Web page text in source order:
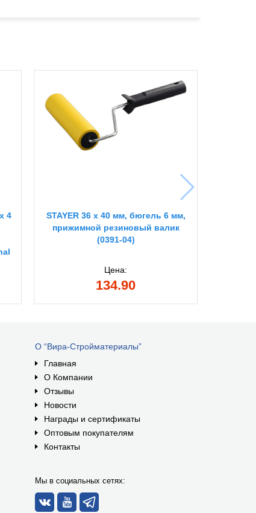
4
STAYER 36 х 40 мм, бюгель 6 мм,
прижимной резиновый валик
(0391-04)
Цена:
134.90
О “Вира-Стройматериалы”
Главная
О Компании
Отзывы
Новости
Награды и сертификаты
Оптовым покупателям
Контакты
Мы в социальных сетях: